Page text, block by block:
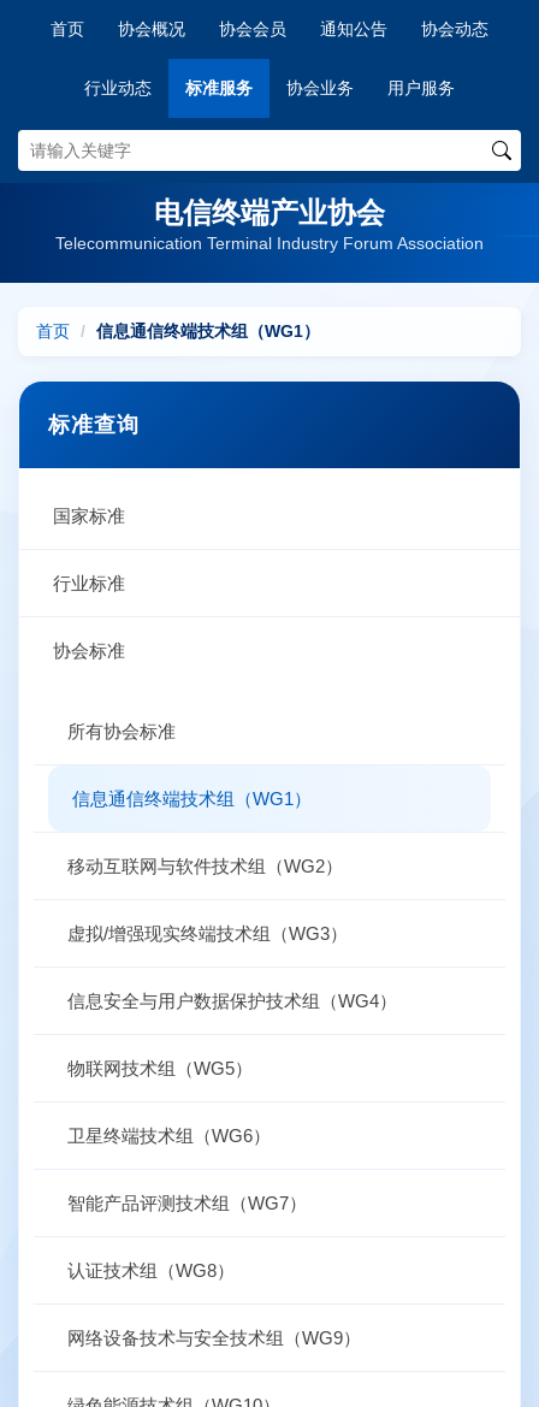
首页 协会概况 协会会员 通知公告 协会动态
行业动态 标准服务 协会业务 用户服务
电信终端产业协会
Telecommunication Terminal Industry Forum Association
首页 信息通信终端技术组（WG1）
标准查询
国家标准
行业标准
协会标准
所有协会标准
信息通信终端技术组（WG1）
移动互联网与软件技术组（WG2）
虚拟/增强现实终端技术组（WG3）
信息安全与用户数据保护技术组（WG4）
物联网技术组（WG5）
卫星终端技术组（WG6）
智能产品评测技术组（WG7）
认证技术组（WG8）
网络设备技术与安全技术组（WG9）